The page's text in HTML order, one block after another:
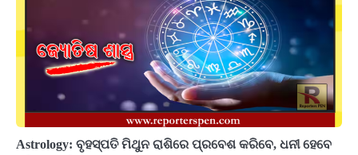
Astrology: ବୃହସ୍ପତି ମିଥୁନ ରାଶିରେ ପ୍ରବେଶ କରିବେ, ଧନୀ ହେବେ